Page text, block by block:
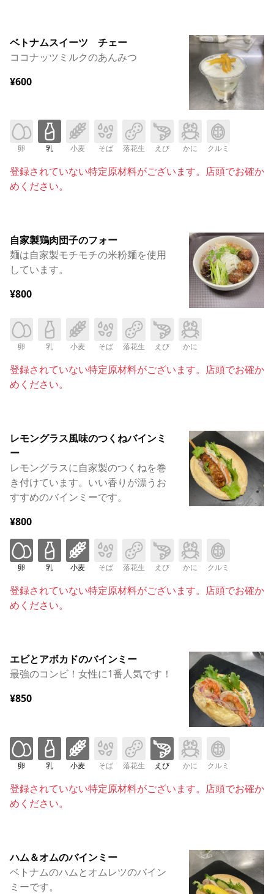
ベトナムスイーツ チェー
ココナッツミルクのあんみつ
¥600
卵 乳 小麦 そば 落花生 えび かに クルミ
登録されていない特定原材料がございます。店頭でお確か
めください。
自家製鶏肉団子のフォー
麺は自家製モチモチの米粉麺を使用
しています。
¥800
卵 乳 小麦 そば 落花生 えび かに
登録されていない特定原材料がございます。店頭でお確か
めください。
レモングラス風味のつくねバインミ
ー
レモングラスに自家製のつくねを巻
き付けています。いい香りが漂うお
すすめのバインミーです。
¥800
卵 乳 小麦 そば 落花生 えび かに クルミ
登録されていない特定原材料がございます。店頭でお確か
めください。
エビとアボカドのバインミー
最強のコンビ！女性に1番人気です！
¥850
卵 乳 小麦 そば 落花生 えび かに クルミ
登録されていない特定原材料がございます。店頭でお確か
めください。
ハム＆オムのバインミー
ベトナムのハムとオムレツのバイン
ミーです。